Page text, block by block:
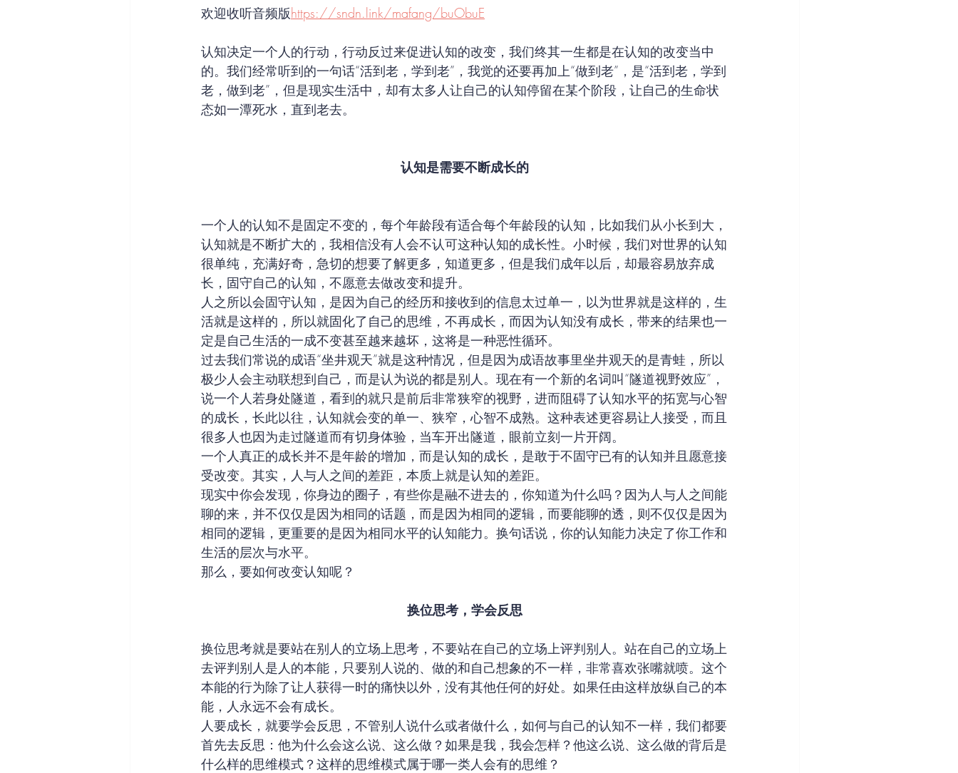
欢迎收听音频版https://sndn.link/mafang/buObuE
认知决定一个人的行动，行动反过来促进认知的改变，我们终其一生都是在认知的改变当中
的。我们经常听到的一句话“活到老，学到老”，我觉的还要再加上“做到老”，是“活到老，学到
老，做到老”，但是现实生活中，却有太多人让自己的认知停留在某个阶段，让自己的生命状
态如一潭死水，直到老去。
认知是需要不断成长的
一个人的认知不是固定不变的，每个年龄段有适合每个年龄段的认知，比如我们从小长到大，
认知就是不断扩大的，我相信没有人会不认可这种认知的成长性。小时候，我们对世界的认知
很单纯，充满好奇，急切的想要了解更多，知道更多，但是我们成年以后，却最容易放弃成
长，固守自己的认知，不愿意去做改变和提升。
人之所以会固守认知，是因为自己的经历和接收到的信息太过单一，以为世界就是这样的，生
活就是这样的，所以就固化了自己的思维，不再成长，而因为认知没有成长，带来的结果也一
定是自己生活的一成不变甚至越来越坏，这将是一种恶性循环。
过去我们常说的成语“坐井观天”就是这种情况，但是因为成语故事里坐井观天的是青蛙，所以
极少人会主动联想到自己，而是认为说的都是别人。现在有一个新的名词叫“隧道视野效应”，
说一个人若身处隧道，看到的就只是前后非常狭窄的视野，进而阻碍了认知水平的拓宽与心智
的成长，长此以往，认知就会变的单一、狭窄，心智不成熟。这种表述更容易让人接受，而且
很多人也因为走过隧道而有切身体验，当车开出隧道，眼前立刻一片开阔。
一个人真正的成长并不是年龄的增加，而是认知的成长，是敢于不固守已有的认知并且愿意接
受改变。其实，人与人之间的差距，本质上就是认知的差距。
现实中你会发现，你身边的圈子，有些你是融不进去的，你知道为什么吗？因为人与人之间能
聊的来，并不仅仅是因为相同的话题，而是因为相同的逻辑，而要能聊的透，则不仅仅是因为
相同的逻辑，更重要的是因为相同水平的认知能力。换句话说，你的认知能力决定了你工作和
生活的层次与水平。
那么，要如何改变认知呢？
换位思考，学会反思
换位思考就是要站在别人的立场上思考，不要站在自己的立场上评判别人。站在自己的立场上
去评判别人是人的本能，只要别人说的、做的和自己想象的不一样，非常喜欢张嘴就喷。这个
本能的行为除了让人获得一时的痛快以外，没有其他任何的好处。如果任由这样放纵自己的本
能，人永远不会有成长。
人要成长，就要学会反思，不管别人说什么或者做什么，如何与自己的认知不一样，我们都要
首先去反思：他为什么会这么说、这么做？如果是我，我会怎样？他这么说、这么做的背后是
什么样的思维模式？这样的思维模式属于哪一类人会有的思维？